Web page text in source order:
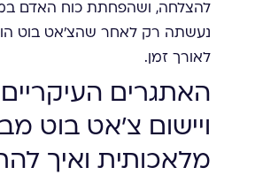
להצלחה, ושהפחתת כוח האדם
נעשתה רק לאחר שהצ'אט בוט
לאורך זמן.
האתגרים
ויישום צ'אט בוט
מלאכותית ואיך